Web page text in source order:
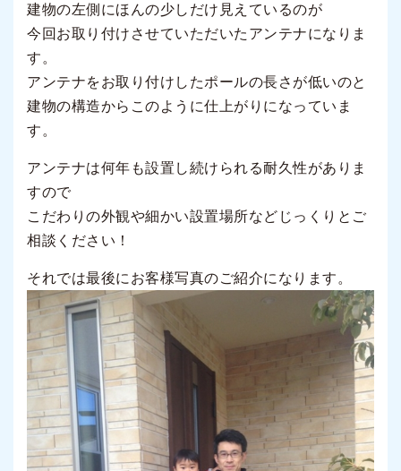
建物の左側にほんの少しだけ見えているのが
今回お取り付けさせていただいたアンテナになりま
す。
アンテナをお取り付けしたポールの長さが低いのと
建物の構造からこのように仕上がりになっていま
す。
アンテナは何年も設置し続けられる耐久性がありま
すので
こだわりの外観や細かい設置場所などじっくりとご
相談ください！
それでは最後にお客様写真のご紹介になります。